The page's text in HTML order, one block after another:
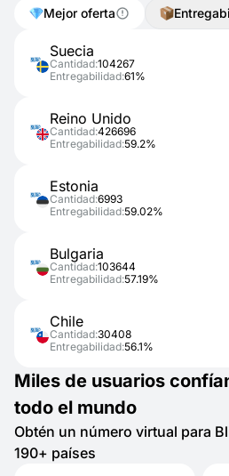
Mejor oferta
Suecia
Cantidad:104267
Entregabilidad:61%
Reino Unido
Cantidad:426696
Entregabilidad:59.2%
Estonia
Cantidad:6993
Entregabilidad:59.02%
Bulgaria
Cantidad:103644
Entregabilidad:57.19%
Chile
Cantidad:30408
Entregabilidad:56.1%
Miles de usuarios
todo el mundo
Obtén un número virtual para
190+ países